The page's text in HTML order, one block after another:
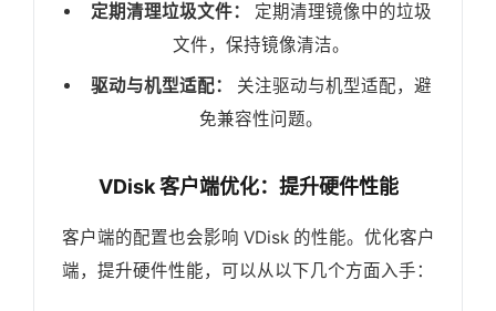
定期清理垃圾文件：
定期清理镜像中的垃圾
文件，保持镜像清洁。
驱动与机型适配：
关注驱动与机型适配，避
免兼容性问题。
VDisk 客户端优化：提升硬件性能
客户端的配置也会影响 VDisk 的性能。优化客户
端，提升硬件性能，可以从以下几个方面入手：